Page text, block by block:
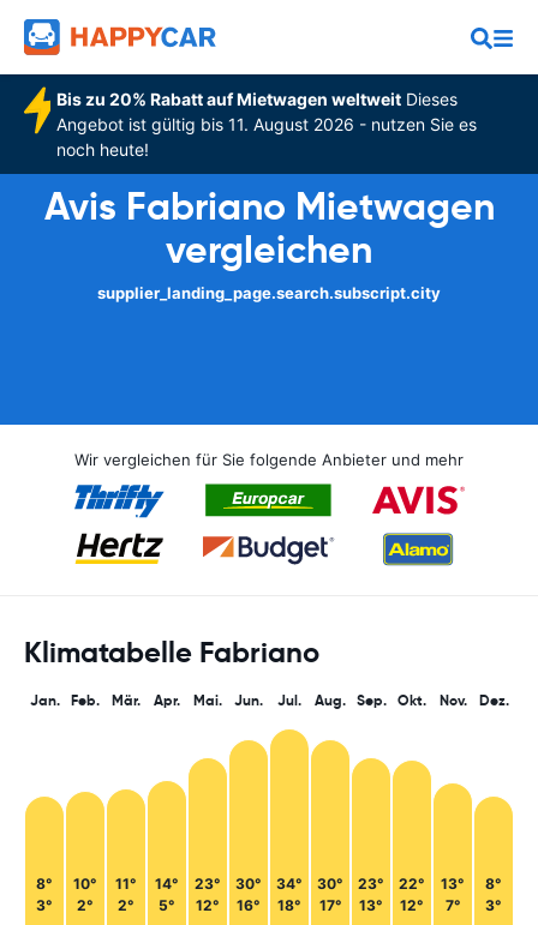
Bis zu 20% Rabatt auf Mietwagen weltweitDieses
Angebot ist gültig bis 11. August 2026 - nutzen Sie es
noch heute!
Avis Fabriano Mietwagen
vergleichen
supplier_landing_page.search.subscript.city
Wir vergleichen für Sie folgende Anbieter und mehr
Klimatabelle Fabriano
Jan.
8°
3°
Feb.
10°
2°
Mär.
11°
2°
Apr.
14°
5°
Mai.
23°
12°
Jun.
30°
16°
Jul.
34°
18°
Aug.
30°
17°
Sep.
23°
13°
Okt.
22°
12°
Nov.
13°
7°
Dez.
8°
3°